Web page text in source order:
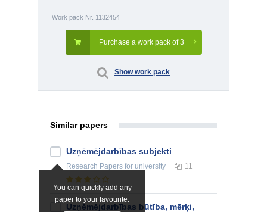
Work pack Nr. 1132454
Purchase a work pack of 3
Show work pack
Similar papers
You can quickly add any
paper to your favourite.
Uzņēmējdarbības subjekti
Research Papers for university 11
Uzņēmējdarbības būtība, mērķi,